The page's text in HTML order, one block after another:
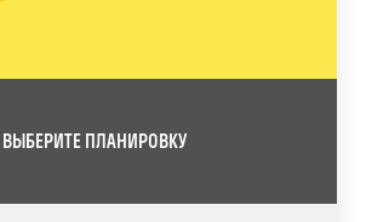
ВЫБЕРИТЕ ПЛАНИРОВКУ